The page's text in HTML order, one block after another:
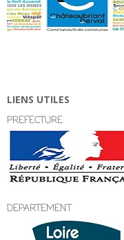
LIENS UTILES
PREFECTURE
DEPARTEMENT